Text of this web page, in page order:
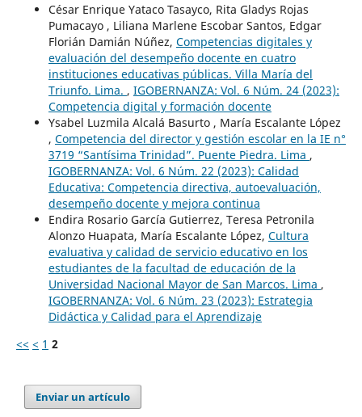
César Enrique Yataco Tasayco, Rita Gladys Rojas
Pumacayo , Liliana Marlene Escobar Santos, Edgar
Florián Damián Núñez, Competencias digitales y
evaluación del desempeño docente en cuatro
instituciones educativas públicas. Villa María del
Triunfo. Lima. , IGOBERNANZA: Vol. 6 Núm. 24 (2023):
Competencia digital y formación docente
Ysabel Luzmila Alcalá Basurto , María Escalante López
, Competencia del director y gestión escolar en la IE n°
3719 “Santísima Trinidad”. Puente Piedra. Lima ,
IGOBERNANZA: Vol. 6 Núm. 22 (2023): Calidad
Educativa: Competencia directiva, autoevaluación,
desempeño docente y mejora continua
Endira Rosario García Gutierrez, Teresa Petronila
Alonzo Huapata, María Escalante López, Cultura
evaluativa y calidad de servicio educativo en los
estudiantes de la facultad de educación de la
Universidad Nacional Mayor de San Marcos. Lima ,
IGOBERNANZA: Vol. 6 Núm. 23 (2023): Estrategia
Didáctica y Calidad para el Aprendizaje
<< < 1 2
Enviar un artículo